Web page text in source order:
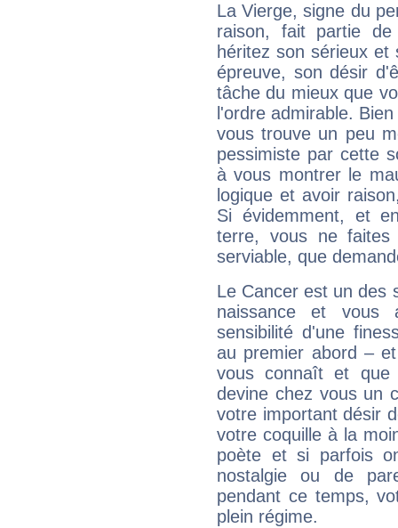
La Vierge, signe du
raison, fait partie
héritez son sérieux
épreuve, son désir
tâche du mieux que
l'ordre admirable.
vous trouve un peu
pessimiste par cette
à vous montrer le
logique et avoir
Si évidemment, et
terre, vous ne
serviable, que
Le Cancer est un des
naissance et vous
sensibilité d'une
au premier abord –
vous connaît et
devine chez vous un
votre important désir
votre coquille à la
poète et si parfois
nostalgie ou de
pendant ce temps,
plein régime.